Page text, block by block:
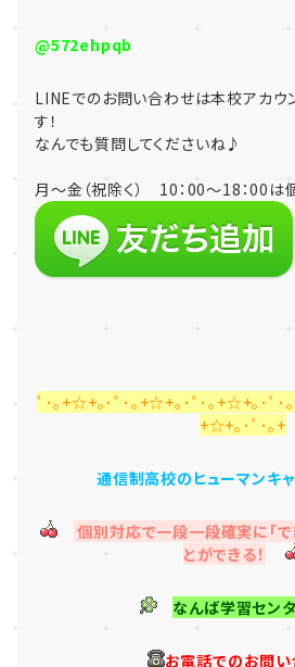
@572ehpqb
LINEでのお問い合わせは本校アカウ
す！
なんでも質問してくださいね♪
月～金（祝除く） 10：00～18：00は
ﾟ･｡+☆+｡･ﾟ･｡+☆+｡･ﾟ･｡+☆+｡･ﾟ･
+☆+｡･ﾟ･｡+
通信制高校のヒューマンキ
個別対応で一段一段確実に「で
とができる！
なんば学習セン
お電話でのお問